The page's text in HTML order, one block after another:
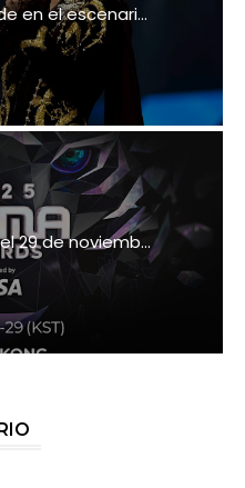
en el escenari...
29 de noviemb...